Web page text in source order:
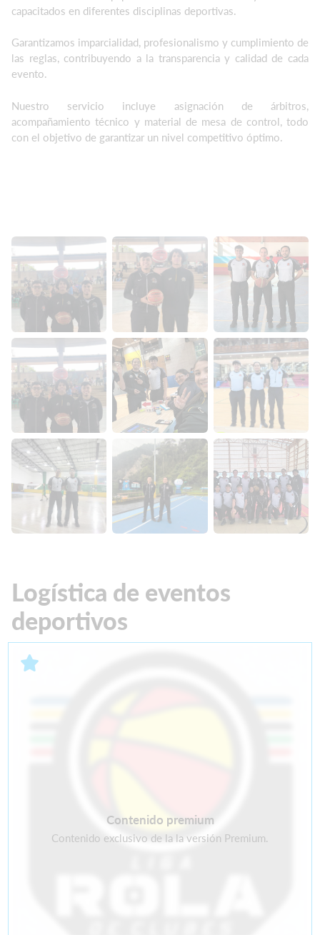
capacitados en diferentes disciplinas deportivas.
Garantizamos imparcialidad, profesionalismo y cumplimiento de
las reglas, contribuyendo a la transparencia y calidad de cada
evento.
Nuestro servicio incluye asignación de árbitros,
acompañamiento técnico y material de mesa de control, todo
con el objetivo de garantizar un nivel competitivo óptimo.
Logística de eventos
deportivos
Contenido premium
Contenido exclusivo de la la versión Premium.